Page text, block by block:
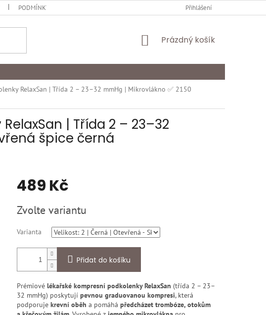
PODMÍNKY OCHRANY OSOBNÍCH ÚDAJŮ ODSTOUPENÍ OD
Přihlášení
NÁKUPNÍ
Prázdný košík
RelaxSan | Třída 2 – 23–32 mmHg | Mikrovlákno ✅ 2150
| Třída 2 – 23–32
špice černá
489 Kč
cena:
Zvolte variantu
Varianta
Přidat do košíku
Prémiové lékařské kompresní podkolenky RelaxSan (třída 2 – 23–
32 mmHg) poskytují pevnou graduovanou kompresi, která
podporuje krevní oběh a pomáhá předcházet trombóze, otokům